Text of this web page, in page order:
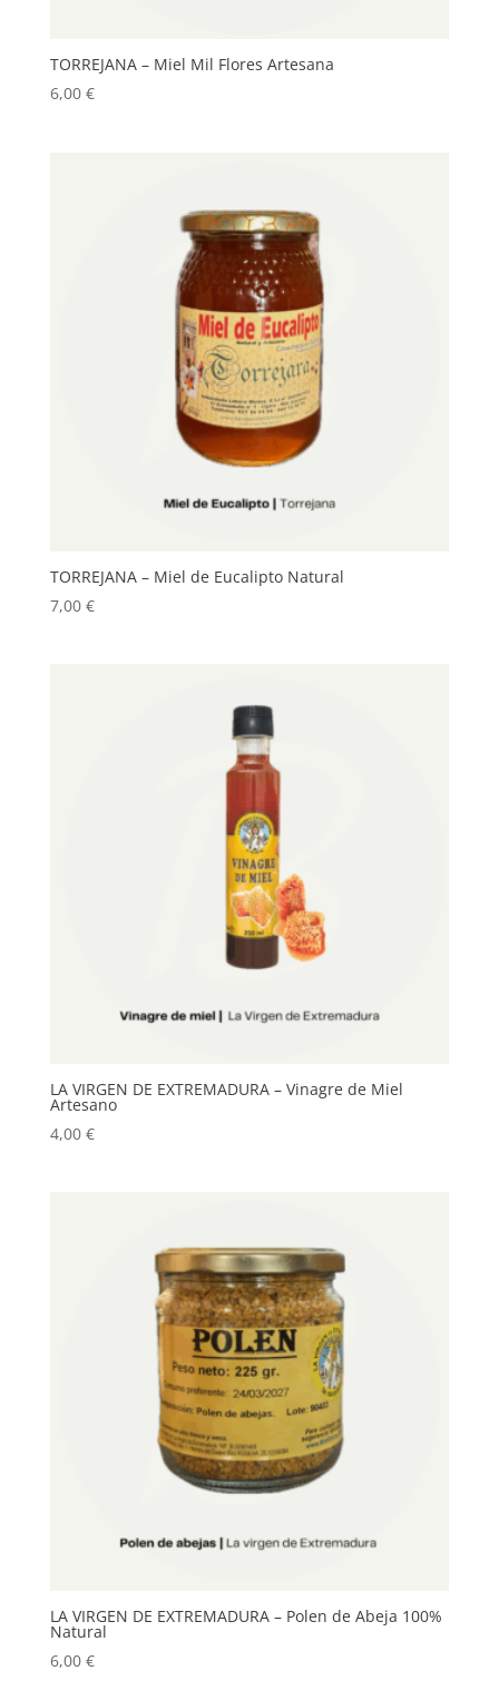
TORREJANA – Miel Mil Flores Artesana
6,00 €
TORREJANA – Miel de Eucalipto Natural
7,00 €
LA VIRGEN DE EXTREMADURA – Vinagre de Miel
Artesano
4,00 €
LA VIRGEN DE EXTREMADURA – Polen de Abeja 100%
Natural
6,00 €